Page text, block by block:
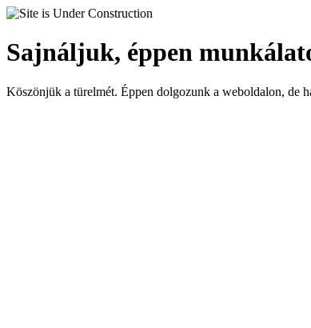
Sajnáljuk, éppen
Köszönjük a türelmét. Éppen dolgozunk a weboldalon, de